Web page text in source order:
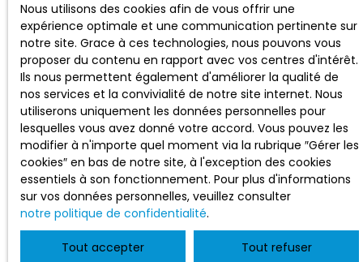
Nous utilisons des cookies afin de vous offrir une
expérience optimale et une communication pertinente sur
notre site. Grace à ces technologies, nous pouvons vous
proposer du contenu en rapport avec vos centres d'intérêt.
Ils nous permettent également d'améliorer la qualité de
nos services et la convivialité de notre site internet. Nous
utiliserons uniquement les données personnelles pour
lesquelles vous avez donné votre accord. Vous pouvez les
modifier à n'importe quel moment via la rubrique ″Gérer les
cookies″ en bas de notre site, à l'exception des cookies
essentiels à son fonctionnement. Pour plus d'informations
sur vos données personnelles, veuillez consulter
notre politique de confidentialité.
Tout accepter Tout refuser